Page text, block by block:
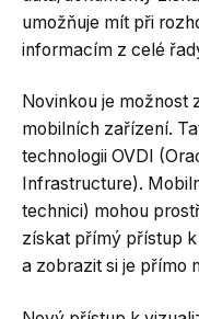
umožňuje mít při
informacím z celé
Novinkou je možnost
mobilních zařízení.
technologii OVDI
Infrastructure).
technici) mohou
získat přímý přístup
a zobrazit si je přímo